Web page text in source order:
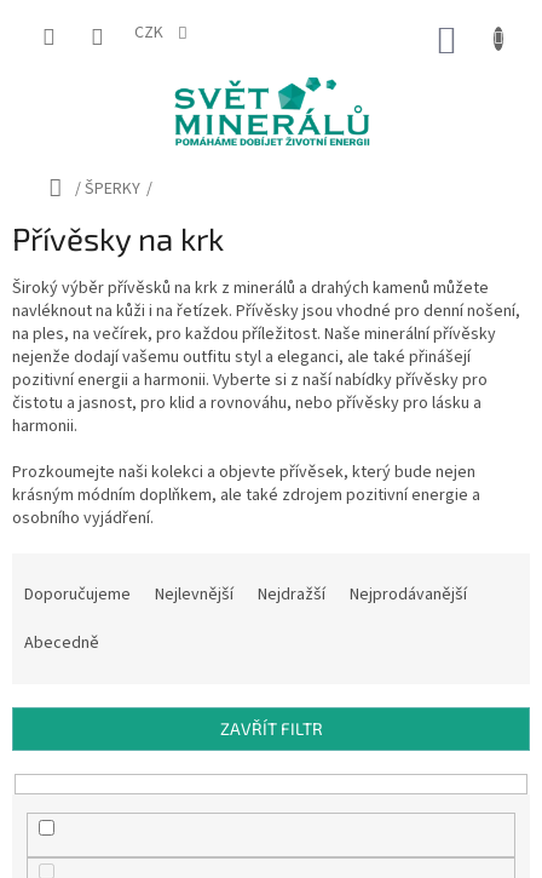
CZK
Domů
/ŠPERKY /
Přívěsky na krk
Široký výběr přívěsků na krk z minerálů a drahých kamenů můžete
navléknout na kůži i na řetízek. Přívěsky jsou vhodné pro denní nošení,
na ples, na večírek, pro každou příležitost. Naše minerální přívěsky
nejenže dodají vašemu outfitu styl a eleganci, ale také přinášejí
pozitivní energii a harmonii. Vyberte si z naší nabídky přívěsky pro
čistotu a jasnost, pro klid a rovnováhu, nebo přívěsky pro lásku a
harmonii.
Prozkoumejte naši kolekci a objevte přívěsek, který bude nejen
krásným módním doplňkem, ale také zdrojem pozitivní energie a
osobního vyjádření.
r
o
Doporučujeme Nejlevnější Nejdražší
Nejprodávanější
Abecedně
ZAVŘÍT FILTR